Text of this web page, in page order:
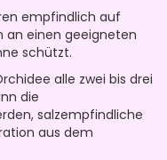
empfindlich auf
an einen geeigneten
schützt.
alle zwei bis drei
die
salzempfindliche
aus dem